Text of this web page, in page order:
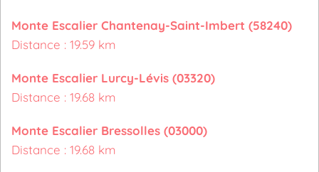
Monte Escalier Chantenay-Saint-Imbert (58240)
Distance : 19.59 km
Monte Escalier Lurcy-Lévis (03320)
Distance : 19.68 km
Monte Escalier Bressolles (03000)
Distance : 19.68 km